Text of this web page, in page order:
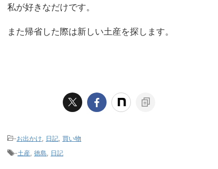
私が好きなだけです。
また帰省した際は新しい土産を探します。
-お出かけ 日記 買い物
-土産 徳島 日記